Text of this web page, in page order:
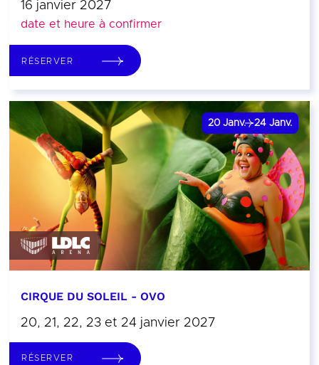
16 janvier 2027
date et heure à confirmer
RÉSERVER
20 Janv. 24 Janv.
CIRQUE DU SOLEIL - OVO
20, 21, 22, 23 et 24 janvier 2027
RÉSERVER